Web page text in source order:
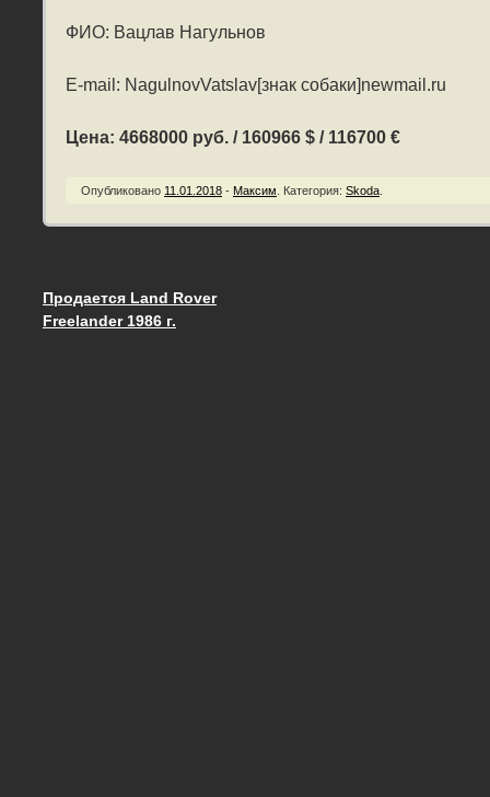
ФИО: Вацлав Нагульнов
E-mail: NagulnovVatslav[знак собаки]newmail.ru
Цена: 4668000 руб. / 160966 $ / 116700 €
Опубликовано 11.01.2018 - Максим Категория: Skoda
Запись навигация
Продается Land Rover
Freelander 1986 г.